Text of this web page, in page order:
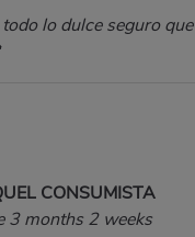
lo dulce seguro
CONSUMISTA
3 months 2 weeks